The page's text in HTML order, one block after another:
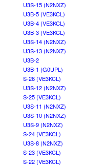
U3S-15 (N2NXZ)
U3B-5 (VE3KCL)
U3B-4 (VE3KCL)
U3B-3 (VE3KCL)
U3S-14 (N2NXZ)
U3S-13 (N2NXZ)
U3B-2
U3B-1 (G0UPL)
S-26 (VE3KCL)
U3S-12 (N2NXZ)
S-25 (VE3KCL)
U3S-11 (N2NXZ)
U3S-10 (N2NXZ)
U3S-9 (N2NXZ)
S-24 (VE3KCL)
U3S-8 (N2NXZ)
S-23 (VE3KCL)
S-22 (VE3KCL)